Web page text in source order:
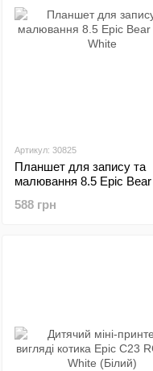
Артикул: 30825
Планшет для запису та
малювання 8.5 Epic Bear
588 грн